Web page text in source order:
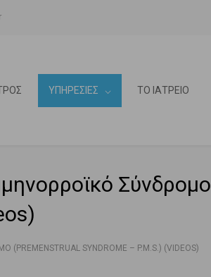
ΥΠΗΡΕΣΙΕΣ ΤΟ ΙΑΤΡΕΙΟ
Σύνδρομο
SYNDROME – P.M.S.) (VIDEOS)